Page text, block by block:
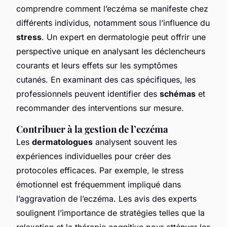
comprendre comment l’eczéma se manifeste chez
différents individus, notamment sous l’influence du
stress. Un expert en dermatologie peut offrir une
perspective unique en analysant les déclencheurs
courants et leurs effets sur les symptômes
cutanés. En examinant des cas spécifiques, les
professionnels peuvent identifier des schémas et
recommander des interventions sur mesure.
Contribuer à la gestion de l’eczéma
Les dermatologues analysent souvent les
expériences individuelles pour créer des
protocoles efficaces. Par exemple, le stress
émotionnel est fréquemment impliqué dans
l’aggravation de l’eczéma. Les avis des experts
soulignent l’importance de stratégies telles que la